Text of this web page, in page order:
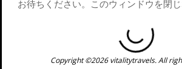
お待ちください。このウィンドウを閉じ
Copyright ©2026 vitalitytravels. All